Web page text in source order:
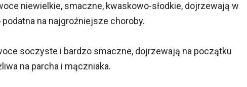
niewielkie, smaczne, kwaskowo-słodkie, dojrzewają w
podatna na najgroźniejsze choroby.
soczyste i bardzo smaczne, dojrzewają na początku
na parcha i mączniaka.